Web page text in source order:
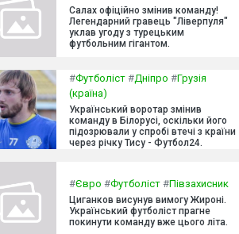
Салах офіційно змінив команду!
Легендарний гравець "Ліверпуля"
уклав угоду з турецьким
футбольним гігантом.
#Футболіст #Дніпро #Грузія
(країна)
Український воротар змінив
команду в Білорусі, оскільки його
підозрювали у спробі втечі з країни
через річку Тису - Футбол24.
#Євро #Футболіст #Півзахисник
Циганков висунув вимогу Жироні.
Український футболіст прагне
покинути команду вже цього літа.